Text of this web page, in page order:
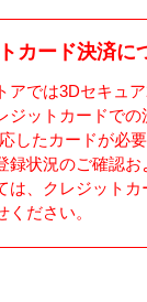
カード決済に
アでは3Dセキュ
ジットカードでの
したカードが必
録状況のご確認お
は、クレジットカ
ださい。